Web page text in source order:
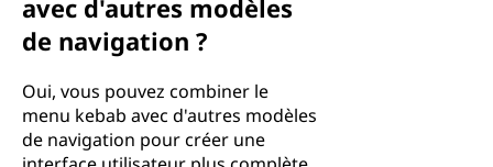
avec d'autres modèles
de navigation ?
Oui, vous pouvez combiner le
menu kebab avec d'autres modèles
de navigation pour créer une